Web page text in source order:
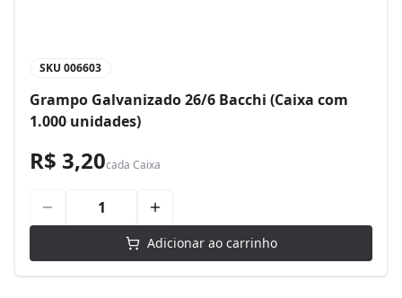
SKU 006603
Grampo Galvanizado 26/6 Bacchi (Caixa com
1.000 unidades)
R$ 3,20cada Caixa
Adicionar ao carrinho